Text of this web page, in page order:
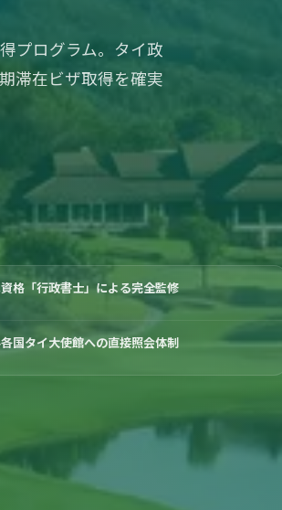
プログラム。タイ政
滞在ビザ取得を確実
格「行政書士」による完全監修
国タイ大使館への直接照会体制